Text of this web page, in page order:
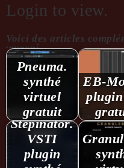
Login to view.
Voici des articles
...........:
Pneuma.
synthé
virtuel
gratuit
EB-
Stepinator.
VSTI
plugin